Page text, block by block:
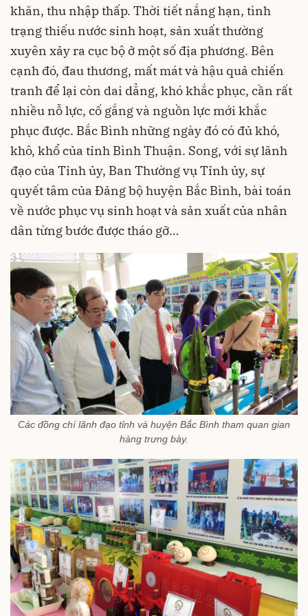
khăn, thu nhập thấp. Thời tiết nắng hạn, tình
trạng thiếu nước sinh hoạt, sản xuất thường
xuyên xảy ra cục bộ ở một số địa phương. Bên
cạnh đó, đau thương, mất mát và hậu quả chiến
tranh để lại còn dai dẳng, khó khắc phục, cần rất
nhiều nỗ lực, cố gắng và nguồn lực mới khắc
phục được. Bắc Bình những ngày đó có đủ khó,
khô, khổ của tỉnh Bình Thuận. Song, với sự lãnh
đạo của Tỉnh ủy, Ban Thường vụ Tỉnh ủy, sự
quyết tâm của Đảng bộ huyện Bắc Bình, bài toán
về nước phục vụ sinh hoạt và sản xuất của nhân
dân từng bước được tháo gỡ…
Các đồng chí lãnh đạo tỉnh và huyện Bắc Bình tham quan gian
hàng trưng bày.